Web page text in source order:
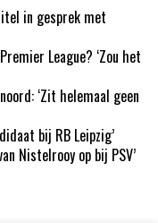
in gesprek met
League? ‘Zou het
‘Zit helemaal geen
bij RB Leipzig’
Nistelrooy op bij PSV’